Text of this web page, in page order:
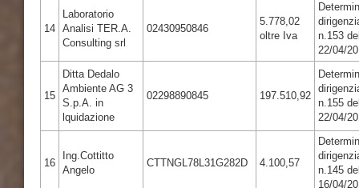
14
Laboratorio
Analisi TER.A.
Consulting srl
02430950846
5.778,02
oltre Iva
n.153
22/04/
15
Ditta Dedalo
Ambiente AG 3
S.p.A. in
lquidazione
02298890845 197.510,92
n.155
22/04/
16
Ing.Cottitto
Angelo
CTTNGL78L31G282D 4.100,57
n.145
16/04/